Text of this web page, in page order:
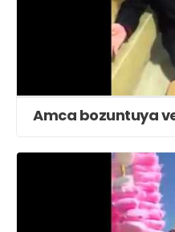
Amca bozuntuya